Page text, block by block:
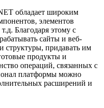
обладает широким
элементов
Благодаря этому с
сайты и веб-
структуры, придавать им
продукты и
операций, связанных с
платформы можно
расширений и